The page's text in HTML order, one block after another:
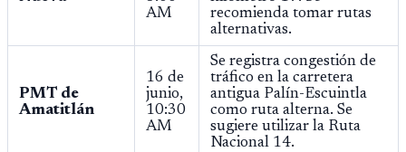
AM
recomienda tomar rutas
alternativas.
PMT de
Amatitlán
16 de
junio,
10:30
AM
Se registra congestión de
tráfico en la carretera
antigua Palín-Escuintla
como ruta alterna. Se
sugiere utilizar la Ruta
Nacional 14.